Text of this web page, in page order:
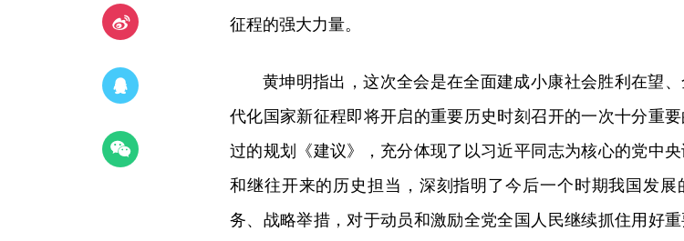
征程的强大力量。
黄坤明指出，这次全会是在全面建成小康社会胜利在望
代化国家新征程即将开启的重要历史时刻召开的一次十分重
过的规划《建议》，充分体现了以习近平同志为核心的党中
和继往开来的历史担当，深刻指明了今后一个时期我国发展
务、战略举措，对于动员和激励全党全国人民继续抓住用好